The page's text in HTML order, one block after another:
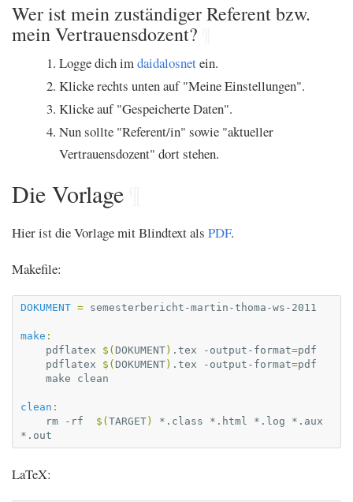
Wer ist mein zuständiger Referent bzw.
mein Vertrauensdozent?
Logge dich imdaidalosnetein.
Klicke rechts unten auf "Meine Einstellungen".
Klicke auf "Gespeicherte Daten".
Nun sollte "Referent/in" sowie "aktueller
Vertrauensdozent" dort stehen.
Die Vorlage
Hier ist die Vorlage mit Blindtext als PDF.
Makefile:
DOKUMENT = semesterbericht-martin-thoma-ws-2011
make :
pdflatex
$( DOKUMENT) .tex -output-format=
pdflatex
$( DOKUMENT) .tex -output-format=
make
clean
clean :
rm
-rf $( TARGET) *.class *.html *.log
*.aux
LaTeX: